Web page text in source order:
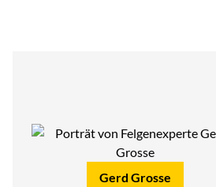
Gerd Grosse